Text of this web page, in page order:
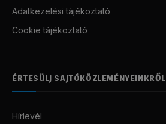
Adatkezelési tájékoztató
Cookie tájékoztató
ÉRTESÜLJ SAJTÓKÖZLEMÉNYEINKRŐL
Hírlevél